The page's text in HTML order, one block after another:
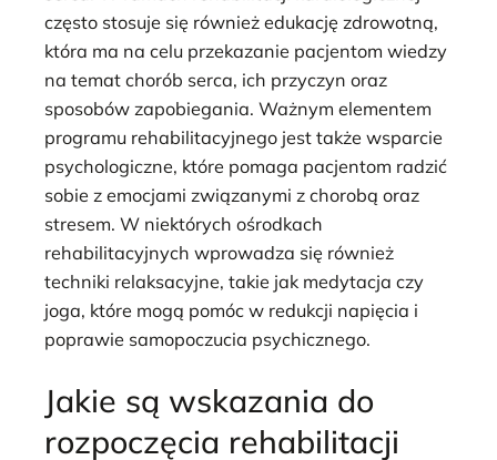
często stosuje się również edukację zdrowotną,
która ma na celu przekazanie pacjentom wiedzy
na temat chorób serca, ich przyczyn oraz
sposobów zapobiegania. Ważnym elementem
programu rehabilitacyjnego jest także wsparcie
psychologiczne, które pomaga pacjentom radzić
sobie z emocjami związanymi z chorobą oraz
stresem. W niektórych ośrodkach
rehabilitacyjnych wprowadza się również
techniki relaksacyjne, takie jak medytacja czy
joga, które mogą pomóc w redukcji napięcia i
poprawie samopoczucia psychicznego.
Jakie są wskazania do
rozpoczęcia rehabilitacji